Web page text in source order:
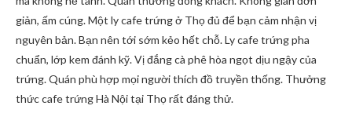
giản, ấm cúng. Một ly cafe trứng ở Thọ đủ để bạn cảm nhận vị
nguyên bản. Bạn nên tới sớm kẻo hết chỗ. Ly cafe trứng pha
chuẩn, lớp kem đánh kỹ. Vị đắng cà phê hòa ngọt dịu ngậy của
trứng. Quán phù hợp mọi người thích đồ truyền thống. Thưởng
thức cafe trứng Hà Nội tại Thọ rất đáng thử.